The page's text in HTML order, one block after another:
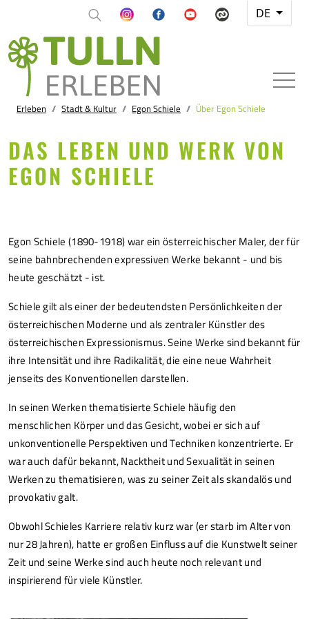
DE
Erleben Stadt & Kultur Egon Schiele Über Egon Schiele
DAS LEBEN UND WERK VON
EGON SCHIELE
Egon Schiele (1890-1918) war ein österreichischer Maler, der für
seine bahnbrechenden expressiven Werke bekannt - und bis
heute geschätzt - ist.
Schiele gilt als einer der bedeutendsten Persönlichkeiten der
österreichischen Moderne und als zentraler Künstler des
österreichischen Expressionismus. Seine Werke sind bekannt für
ihre Intensität und ihre Radikalität, die eine neue Wahrheit
jenseits des Konventionellen darstellen.
In seinen Werken thematisierte Schiele häufig den
menschlichen Körper und das Gesicht, wobei er sich auf
unkonventionelle Perspektiven und Techniken konzentrierte. Er
war auch dafür bekannt, Nacktheit und Sexualität in seinen
Werken zu thematisieren, was zu seiner Zeit als skandalös und
provokativ galt.
Obwohl Schieles Karriere relativ kurz war (er starb im Alter von
nur 28 Jahren), hatte er großen Einfluss auf die Kunstwelt seiner
Zeit und seine Werke sind auch heute noch relevant und
inspirierend für viele Künstler.